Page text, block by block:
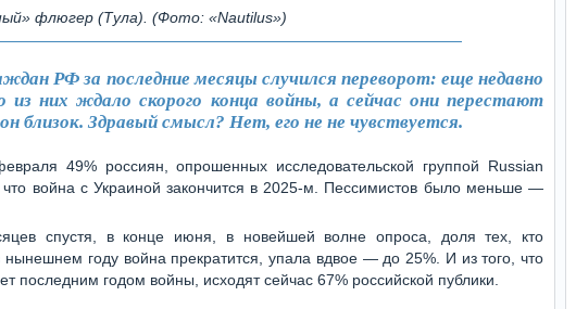
флюгер (Тула). (Фото: «Nautilus»)
РФ за последние месяцы случился переворот: еще недавно
из них ждало скорого конца войны, а сейчас они перестают
близок. Здравый смысл? Нет, его не не чувствуется.
49% россиян, опрошенных исследовательской группой Russian
что война с Украиной закончится в 2025-м. Пессимистов было меньше —
спустя, в конце июня, в новейшей волне опроса, доля тех, кто
нынешнем году война прекратится, упала вдвое — до 25%. И из того, что
последним годом войны, исходят сейчас 67% российской публики.